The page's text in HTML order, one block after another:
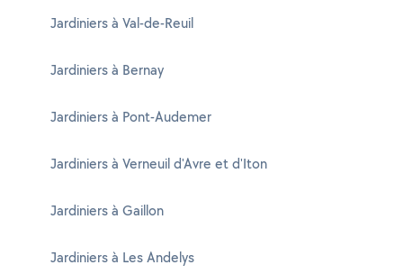
Jardiniers à Val-de-Reuil
Jardiniers à Bernay
Jardiniers à Pont-Audemer
Jardiniers à Verneuil d'Avre et d'Iton
Jardiniers à Gaillon
Jardiniers à Les Andelys